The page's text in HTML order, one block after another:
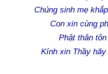
Chúng sinh mẹ
Con xin cùng
Phật thân
Kính xin Thầy